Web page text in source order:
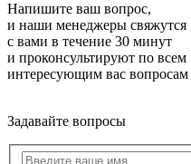
Напишите ваш вопрос,
и наши менеджеры свяжутся
с вами в течение 30 минут
и проконсультируют по всем
интересующим вас вопросам
Задавайте вопросы